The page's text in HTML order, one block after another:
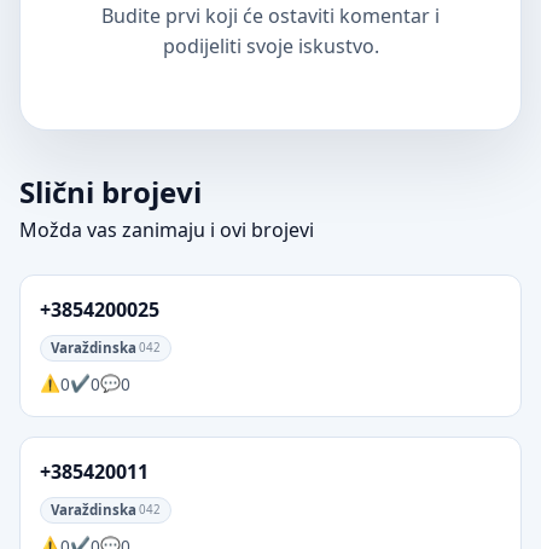
Budite prvi koji će ostaviti komentar i
podijeliti svoje iskustvo.
Slični brojevi
Možda vas zanimaju i ovi brojevi
+3854200025
Varaždinska 042
0 0 0
+385420011
Varaždinska 042